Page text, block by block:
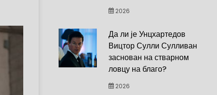
2026
Да ли је Унцхартедов
Вицтор Сулли Сулливан
заснован на стварном
ловцу на благо?
2026